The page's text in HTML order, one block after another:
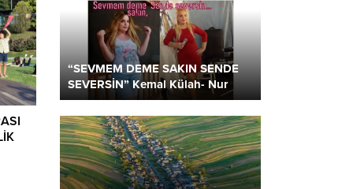
“SEVMEM DEME SAKIN SENDE
SEVERSİN” Kemal Külah- Nur
Parlar